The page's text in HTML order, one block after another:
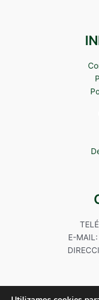
E-MAIL: